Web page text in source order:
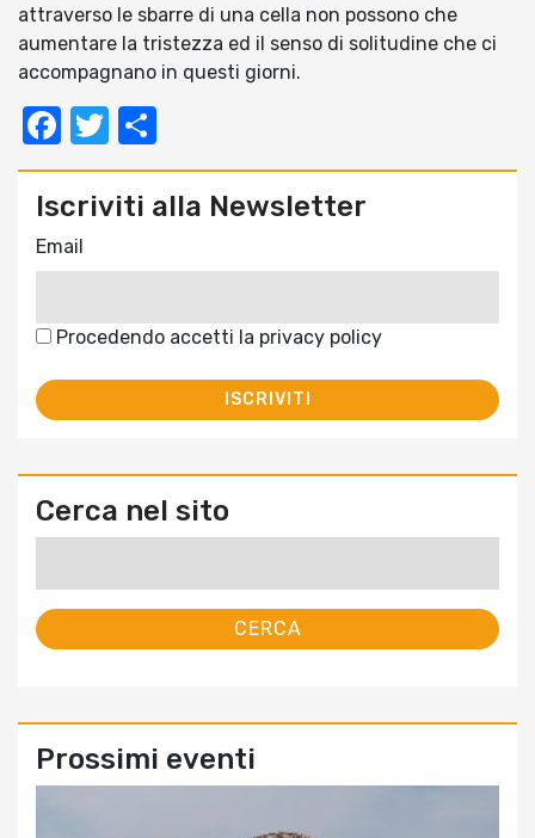
attraverso le sbarre di una cella non possono che
aumentare la tristezza ed il senso di solitudine che ci
accompagnano in questi giorni.
Facebook
Twitter
Iscriviti alla Newsletter
Email
Procedendo accetti la privacy policy
Cerca nel sito
Prossimi eventi